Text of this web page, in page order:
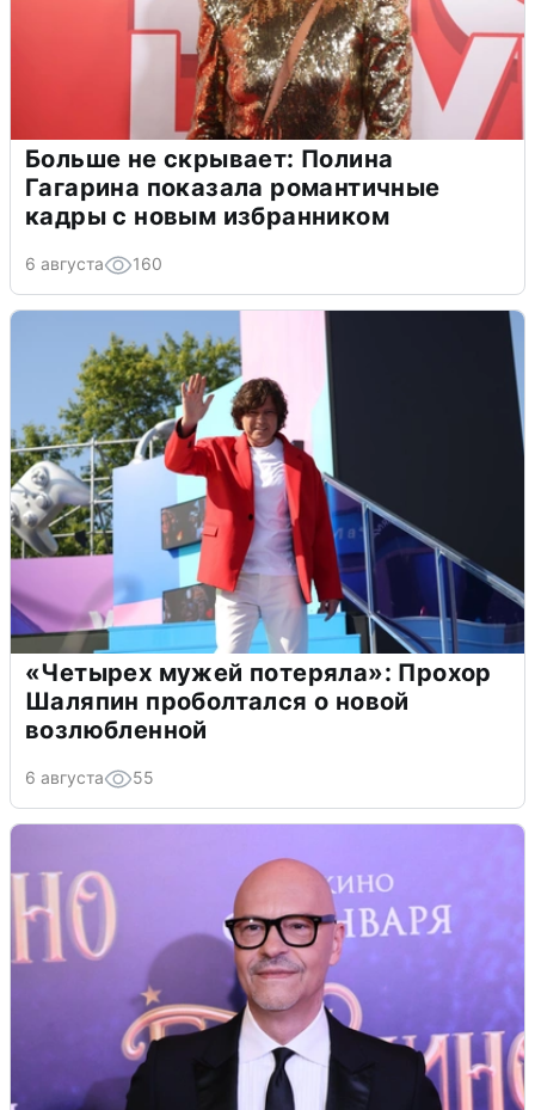
Больше не скрывает: Полина
Гагарина показала романтичные
кадры с новым избранником
6 августа 160
«Четырех мужей потеряла»: Прохор
Шаляпин проболтался о новой
возлюбленной
6 августа 55